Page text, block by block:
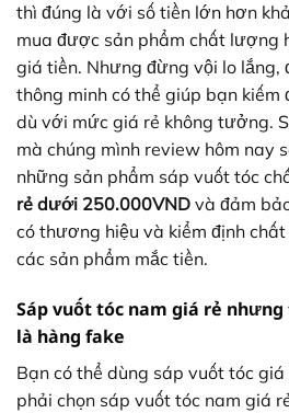
thì đúng là với số tiền lớn hơn
mua được sản phẩm chất
giá tiền. Nhưng đừng vội lo lắng,
thông minh có thể giúp bạn
dù với mức giá rẻ không tưởng.
mà chúng mình review hôm nay
những sản phẩm sáp vuốt tóc
rẻ dưới 250.000VND và đảm
có thương hiệu và kiểm định
các sản phẩm mắc tiền.
Sáp vuốt tóc nam giá rẻ
là hàng fake
Bạn có thể dùng sáp vuốt tóc
phải chọn sáp vuốt tóc nam giá